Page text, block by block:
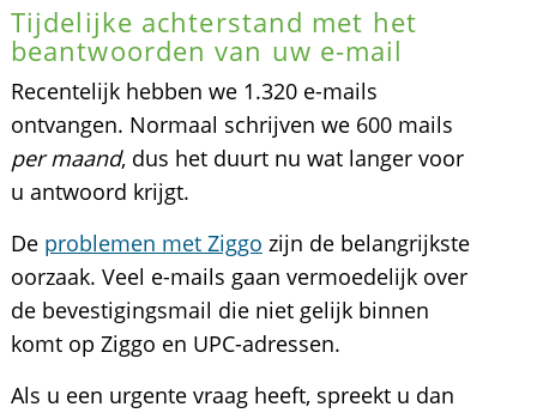
Tijdelijke achterstand met het
beantwoorden van uw e-mail
Recentelijk hebben we 1.320 e-mails
ontvangen. Normaal schrijven we 600 mails
per maand, dus het duurt nu wat langer voor
u antwoord krijgt.
De problemen met Ziggo zijn de belangrijkste
oorzaak. Veel e-mails gaan vermoedelijk over
de bevestigingsmail die niet gelijk binnen
komt op Ziggo en UPC-adressen.
Als u een urgente vraag heeft, spreekt u dan